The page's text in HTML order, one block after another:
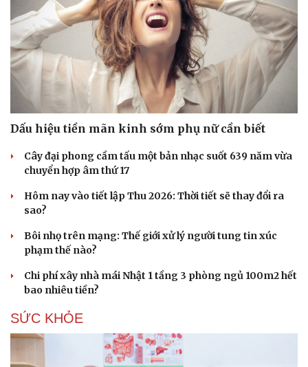
Dấu hiệu tiền mãn kinh sớm phụ nữ cần biết
Cây đại phong cầm tấu một bản nhạc suốt 639 năm vừa
chuyển hợp âm thứ 17
Hôm nay vào tiết lập Thu 2026: Thời tiết sẽ thay đổi ra
sao?
Bôi nhọ trên mạng: Thế giới xử lý người tung tin xúc
phạm thế nào?
Chi phí xây nhà mái Nhật 1 tầng 3 phòng ngủ 100m2 hết
bao nhiêu tiền?
SỨC KHỎE